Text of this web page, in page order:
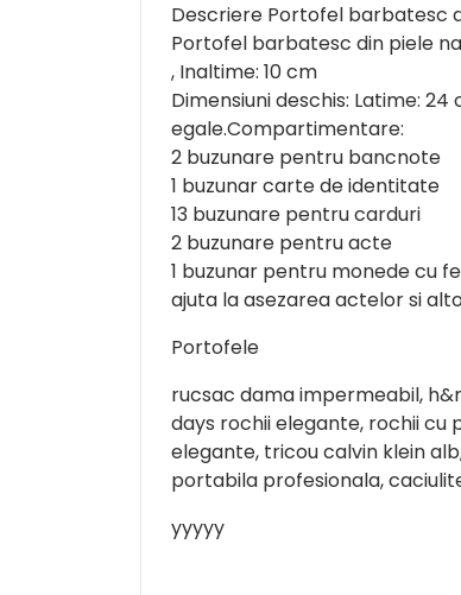
Descriere Portofel barbatesc
Portofel barbatesc din piele
, Inaltime: 10 cm
Dimensiuni deschis: Latime:
egale.Compartimentare:
2 buzunare pentru bancnote
1 buzunar carte de identitate
13 buzunare pentru carduri
2 buzunare pentru acte
1 buzunar pentru monede cu
ajuta la asezarea actelor si
Portofele
rucsac dama impermeabil,
days rochii elegante, rochii cu
elegante, tricou calvin klein
portabila profesionala,
yyyyy